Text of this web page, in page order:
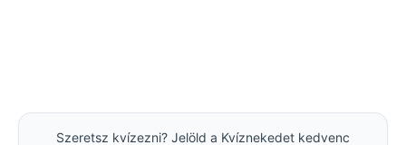
Szeretsz kvízezni? Jelöld a Kvíznekedet kedvenc